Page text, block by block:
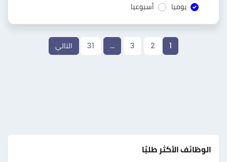
يوميا أسبوعيا
1
2
3
…
31 التالي
الوظائف الأكثر طلبًا